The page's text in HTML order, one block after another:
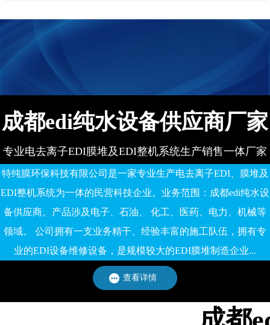
广州通标标准技术服务
有限公司
成都edi纯水设备供应商厂家
专业电去离子EDI膜堆及EDI整机系统生产销售一体厂家
特纯膜环保科技有限公司是一家专业生产电去离子EDI、膜堆及
EDI整机系统为一体的民营科技企业。业务范围：成都edi纯水设
备供应商。产品涉及电子、石油、 化工、医药、电力、机械等
领域。 公司拥有一支业务精干、经验丰富的施工队伍，拥有专
业的EDI设备维修设备，是规模较大的EDI膜堆制造企业...
查看详情